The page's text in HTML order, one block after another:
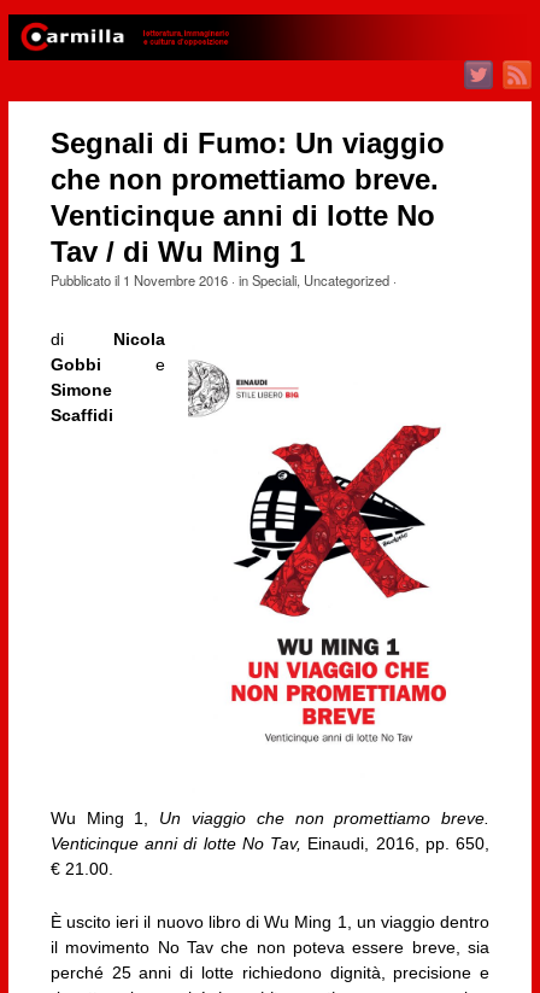
Segnali di Fumo: Un viaggio
che non promettiamo breve.
Venticinque anni di lotte No
Tav / di Wu Ming 1
Pubblicato il 1 Novembre 2016· inSpeciali, Uncategorized·
di Nicola
Gobbi e
Simone
Scaffidi
Wu Ming 1, Un viaggio che non promettiamo breve.
Venticinque anni di lotte No Tav, Einaudi, 2016, pp. 650,
€ 21.00.
È uscito ieri il nuovo libro di Wu Ming 1, un viaggio dentro
il movimento No Tav che non poteva essere breve, sia
perché 25 anni di lotte richiedono dignità, precisione e